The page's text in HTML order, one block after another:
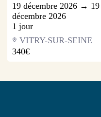
19 décembre 2026 → 19
décembre 2026
1 jour
VITRY-SUR-SEINE
340€